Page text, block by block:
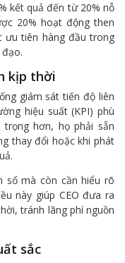
kết quả đến từ 20% nỗ
20% hoạt động then
ưu tiên hàng đầu trong
kịp thời
giám sát tiến độ liên
hiệu suất (KPI) phù
hơn, họ phải sẵn
thay đổi hoặc khi phát
số mà còn cần hiểu rõ
này giúp CEO đưa ra
tránh lãng phí nguồn
sắc